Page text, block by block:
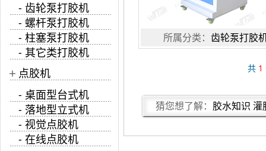
所属分类： 齿轮泵打胶
共 1
猜您想了解： 胶水知识 灌
- 齿轮泵打胶机
- 螺杆泵打胶机
- 柱塞泵打胶机
- 其它类打胶机
+ 点胶机
- 桌面型台式机
- 落地型立式机
- 视觉点胶机
- 在线点胶机